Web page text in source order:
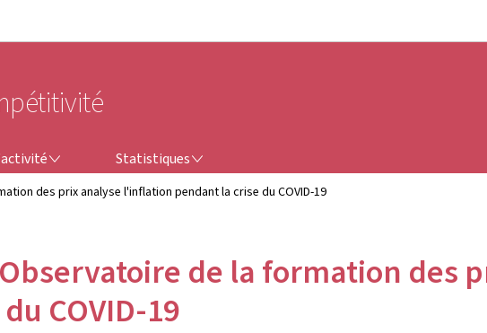
Statistiques
des prix analyse l'inflation pendant la crise du COVID-19
de la formation des
COVID-19